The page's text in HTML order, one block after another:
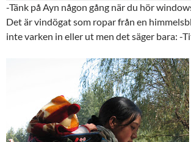
-Tänk på Ayn någon gång när du hör
Det är vindögat som ropar från en
inte varken in eller ut men det säger bara: -